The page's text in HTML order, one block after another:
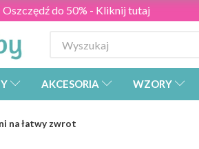
do 50% - Kliknij tutaj
AKCESORIA WZORY
na łatwy zwrot